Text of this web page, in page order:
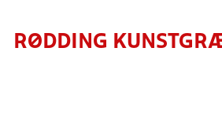
RØDDING